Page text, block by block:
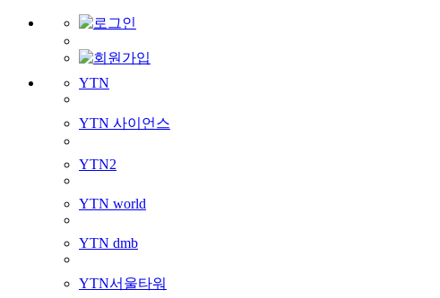
YTN
YTN 사이언스
YTN2
YTN world
YTN dmb
YTN서울타워